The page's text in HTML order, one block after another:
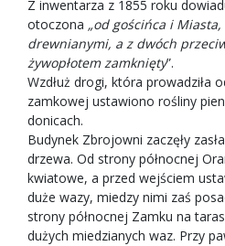
Z inwentarza z 1855 roku
otoczona „od gościńca i
drewnianymi, a z dwóch
żywopłotem zamknięty”.
Wzdłuż drogi, która prowadziła
zamkowej ustawiono rośliny
donicach.
Budynek Zbrojowni zaczęły
drzewa. Od strony północnej
kwiatowe, a przed wejściem
duże wazy, miedzy nimi zaś
strony północnej Zamku na
dużych miedzianych waz. Przy